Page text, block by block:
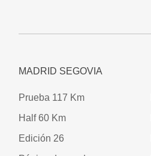
MADRID SEGOVIA
Prueba 117 Km
Half 60 Km
Edición 26